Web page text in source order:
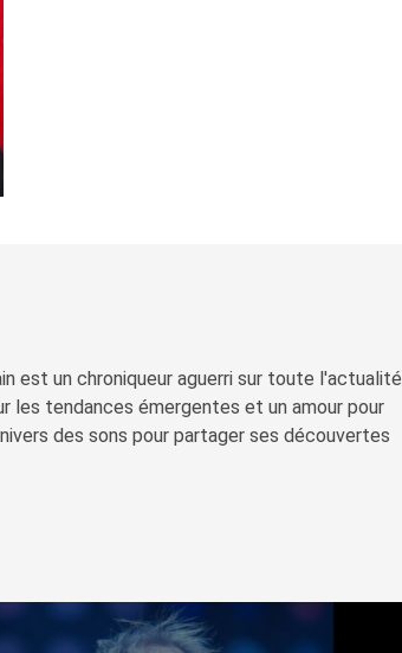
est un chroniqueur aguerri sur toute l'actualité
les tendances émergentes et un amour pour
des sons pour partager ses découvertes